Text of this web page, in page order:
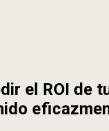
el ROI de